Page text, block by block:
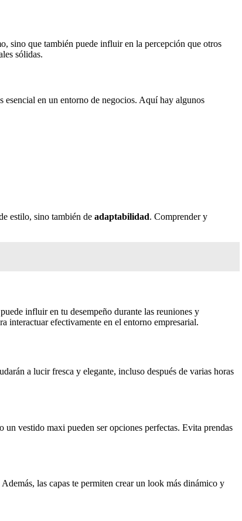
sino que también puede influir en la percepción que otros
sólidas.
en un entorno de negocios. Aquí hay algunos
estilo, sino también de adaptabilidad. Comprender y
influir en tu desempeño durante las reuniones y
interactuar efectivamente en el entorno empresarial.
a lucir fresca y elegante, incluso después de varias horas
vestido maxi pueden ser opciones perfectas. Evita prendas
las capas te permiten crear un look más dinámico y